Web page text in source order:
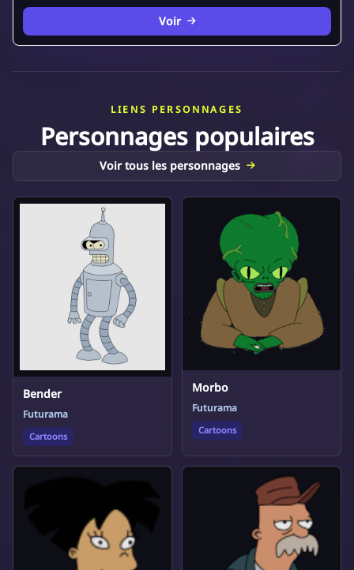
Voir
LIENS PERSONNAGES
Personnages populaires
Voir tous les personnages
Bender
Futurama
Cartoons
Morbo
Futurama
Cartoons